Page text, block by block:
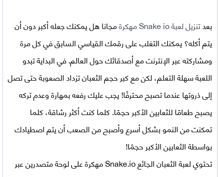
بعدتنزيل لعبة Snake io مهكرة
مجانا هل يمكنك جعله أكبر دون أن
يتم أكله؟ يمكنك التغلب على رقمك القياسي السابق في كل مرة
ومشاركته عبر الإنترنت مع أصدقائك حول العالم. في البداية تبدو
اللعبة سهلة التعلم، لكن مع كبر حجم الثعبان تزداد الصعوبة حتى تصل
إلى ذروتها عندما تصبح محترفًا! يجب عليك رفعه بمهارة وعدم تركه
يصبح طعامًا للثعابين الأكبر حجمًا. كلما كنت أكثر رشاقة، كلما
تمكنت من النمو بشكل أسرع وأصبح من الصعب أن يتم اصطيادك
بواسطة الثعابين الأكبر حجمًا!
تحتويلعبة الثعبان الجائع Snake.io مهكرة
على لوحة متصدرين عبر